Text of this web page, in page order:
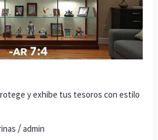
y exhibe tus tesoros con estilo
/admin